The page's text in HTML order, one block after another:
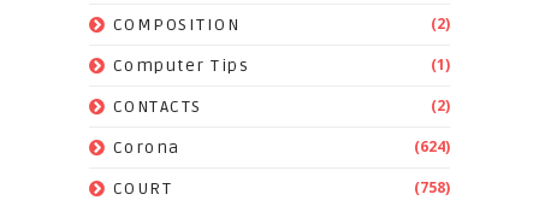
COMPOSITION (2)
Computer Tips (1)
CONTACTS (2)
Corona (624)
COURT (758)